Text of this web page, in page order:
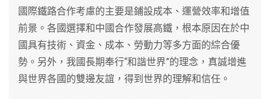
國際鐵路合作考慮的主要是鋪設成本、運營效率和增值
前景。各國選擇和中國合作發展高鐵，根本原因在於中
國具有技術、資金、成本、勞動力等多方面的綜合優
勢。另外，我國長期奉行“和諧世界”的理念，真誠增進
與世界各國的雙邊友誼，得到世界的理解和信任。